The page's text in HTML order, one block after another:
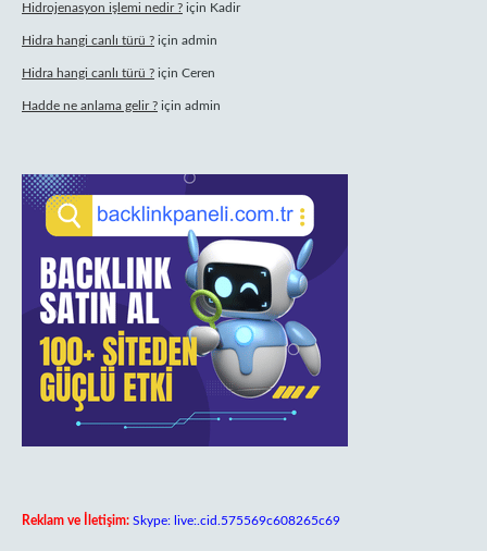
Hidrojenasyon işlemi nedir ? için Kadir
Hidra hangi canlı türü ? için admin
Hidra hangi canlı türü ? için Ceren
Hadde ne anlama gelir ? için admin
Reklam ve İletişim: Skype: live:.cid.575569c608265c69